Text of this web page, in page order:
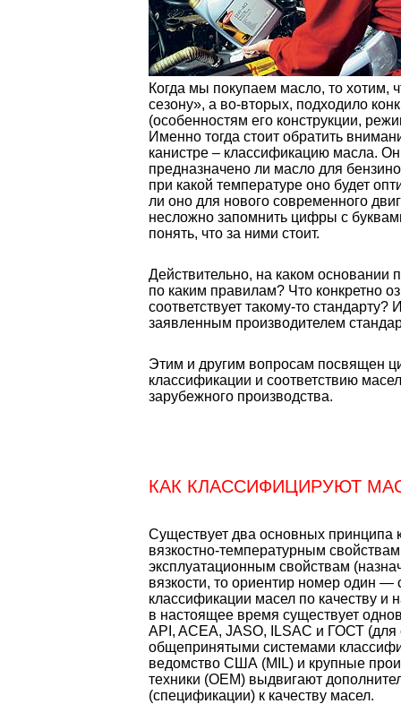
Когда мы покупаем масло, то хотим,
сезону», а во-вторых, подходило
(особенностям его конструкции,
Именно тогда стоит обратить
канистре – классификацию масла.
предназначено ли масло для
при какой температуре оно будет
ли оно для нового современного
несложно запомнить цифры с
понять, что за ними стоит.
Действительно, на каком основании
по каким правилам? Что конкретно
соответствует такому-то
заявленным производителем
Этим и другим вопросам посвящен
классификации и соответствию
зарубежного производства.
КАК КЛАССИФИЦИРУЮТ
Существует два основных принципа
вязкостно-температурным
эксплуатационным свойствам
вязкости, то ориентир номер один
классификации масел по качеству и
в настоящее время существует
API, ACEA, JASO, ILSAC и ГОСТ
общепринятыми системами
ведомство США (MIL) и крупные
техники (OEM) выдвигают
(спецификации) к качеству масел.